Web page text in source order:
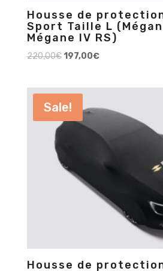
Housse de
Sport Taille L
Mégane IV RS)
220,00€197,00€
Sale!
Housse de